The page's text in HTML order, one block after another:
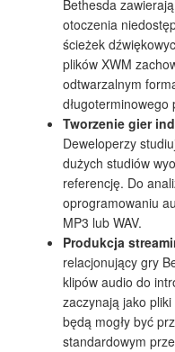
Bethesda
otoczenia
ścieżek
plików XWM
odtwarzalnym
długoterminowego
Tworzenie gier
Deweloperzy
dużych studiów
referencję. Do
oprogramowaniu
MP3 lub WAV.
Produkcja
relacjonujący gry
klipów audio do
zaczynają jako
będą mogły być
standardowym